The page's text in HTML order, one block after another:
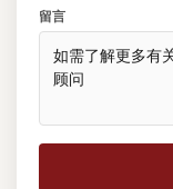
留言